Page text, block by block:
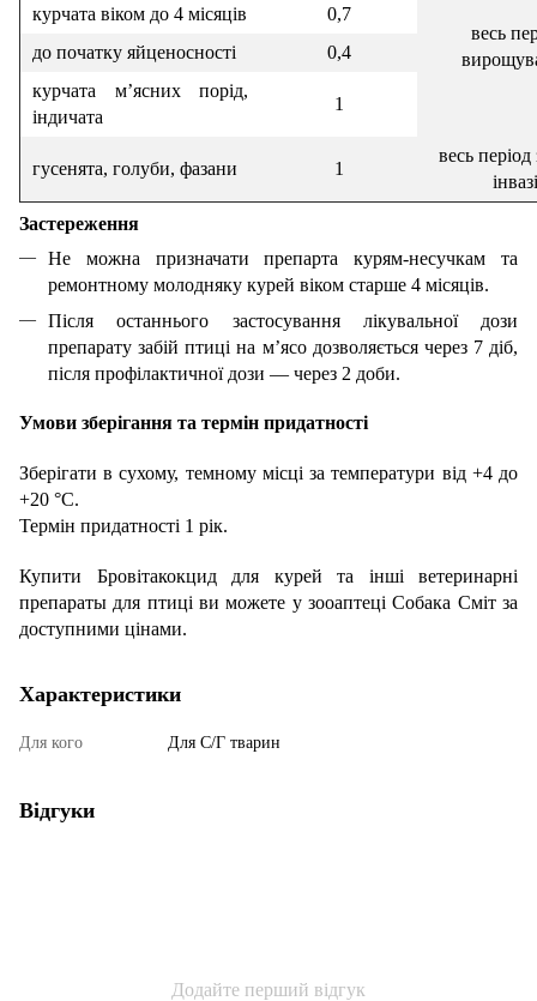
весь
курчата віком до 4 місяців
0,7
до початку яйценосності
0,4
курчата м’ясних порід,
індичата
1
гусенята, голуби, фазани 1
весь період
Застереження
Не можна призначати препарта курям-несучкам та
ремонтному молодняку курей віком старше 4 місяців.
Після останнього застосування лікувальної дози
препарату забій птиці на м’ясо дозволяється через 7 діб,
після профілактичної дози — через 2 доби.
Умови зберігання та термін придатності
Зберігати в сухому, темному місці за температури від +4 до
+20 °С.
Термін придатності 1 рік.
Купити Бровітакокцид для курей та інші ветеринарні
препараты для птиці ви можете у зооаптеці Собака Сміт за
доступними цінами.
Характеристики
Для кого Для С/Г тварин
Відгуки
Додайте перший відгук